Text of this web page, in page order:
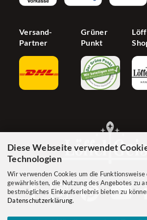
Diese Webseite verwendet
Technologien
Wir verwenden Cookies um die
gewährleisten, die Nutzung des Angebotes zu
bestmögliches Einkaufserlebnis bieten zu
Datenschutzerklärung.
Versand-
Partner
Grüner
Punkt